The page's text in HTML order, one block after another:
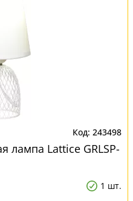
243498
лампа Lattice GRLSP-
1 шт.